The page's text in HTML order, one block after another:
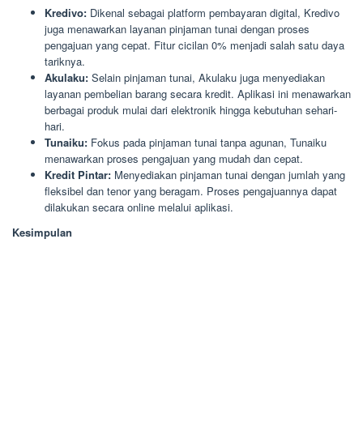
Kredivo: Dikenal sebagai platform pembayaran digital, Kredivo
juga menawarkan layanan pinjaman tunai dengan proses
pengajuan yang cepat. Fitur cicilan 0% menjadi salah satu daya
tariknya.
Akulaku: Selain pinjaman tunai, Akulaku juga menyediakan
layanan pembelian barang secara kredit. Aplikasi ini menawarkan
berbagai produk mulai dari elektronik hingga kebutuhan sehari-
hari.
Tunaiku: Fokus pada pinjaman tunai tanpa agunan, Tunaiku
menawarkan proses pengajuan yang mudah dan cepat.
Kredit Pintar: Menyediakan pinjaman tunai dengan jumlah yang
fleksibel dan tenor yang beragam. Proses pengajuannya dapat
dilakukan secara online melalui aplikasi.
Kesimpulan